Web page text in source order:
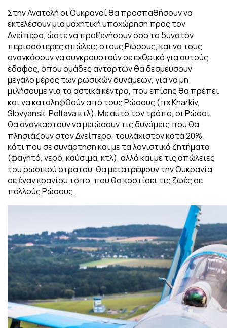
Στην Ανατολή οι Ουκρανοί θα προσπαθήσουν να
εκτελέσουν μια μαχητική υποχώρηση προς τον
Δνείπερο, ώστε να προξενήσουν όσο το δυνατόν
περισσότερες απώλεις στους Ρώσους, και να τους
αναγκάσουν να συγκρουστούν σε εχθρικό για αυτούς
έδαφος, όπου ομάδες ανταρτών θα δεσμεύσουν
μεγάλο μέρος των ρωσικών δυνάμεων, για να μη
μιλήσουμε για τα αστικά κέντρα, που επίσης θα πρέπει
και να καταληφθούν από τους Ρώσους (πχ Kharkiv,
Slovyansk, Poltava κτλ). Με αυτό τον τρόπο, οι Ρώσοι
θα αναγκαστούν να μειώσουν τις δυνάμεις που θα
πλησιάζουν στον Δνείπερο, τουλάχιστον κατά 20%,
κάτι που σε συνάρτηση και με τα λογιστικά ζητήματα
(φαγητό, νερό, καύσιμα, κτλ), αλλά και με τις απώλειες
του ρωσικού στρατού, θα μετατρέψουν την Ουκρανία
σε έναν κρανίου τόπο, που θα κοστίσει τις ζωές σε
πολλούς Ρώσους.